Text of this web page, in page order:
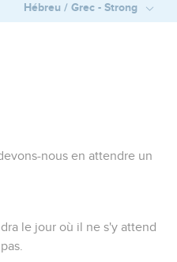
Hébreu / Grec - Strong
nous en attendre un
le jour où il ne s'y attend